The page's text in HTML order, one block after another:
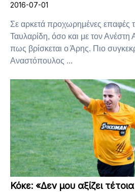
2016-07-01
Σε αρκετά προχωρημένες επαφές
Ταυλαρίδη, όσο και με τον Ανέστη
πως βρίσκεται ο Άρης. Πιο
Αναστόπουλος ...
Κόκε: «Δεν μου αξίζει